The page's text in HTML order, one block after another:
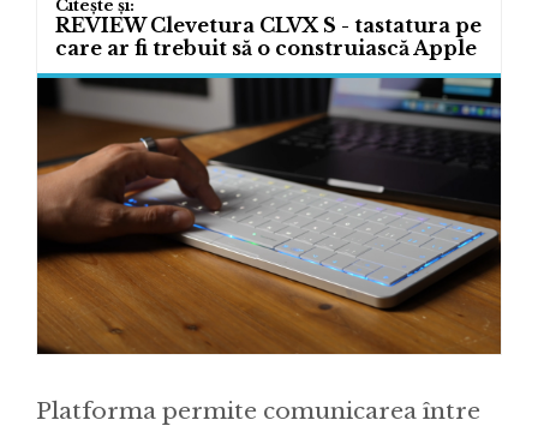
REVIEW Clevetura CLVX S - tastatura pe
care ar fi trebuit să o construiască Apple
Platforma permite comunicarea între